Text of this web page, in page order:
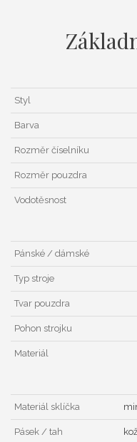
Styl
Barva
Rozměr číselníku
Rozměr pouzdra
Vodotěsnost
Pánské / dámské
Typ stroje
Tvar pouzdra
Pohon strojku
Materiál
Materiál sklíčka
Pásek / tah